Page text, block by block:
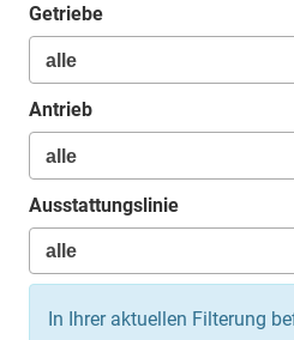
Getriebe
Antrieb
Ausstattungslinie
In Ihrer aktuellen Filterung